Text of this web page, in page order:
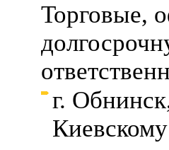
Торговые,
г.